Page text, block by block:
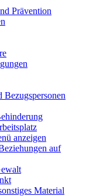
Prävention
anzeigen
auf
Material